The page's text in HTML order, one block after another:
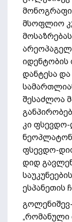
მსოფლიო
იდენტობის
დანტესა
შესაძლოა
კი
ფსევდო-
დიდ
ესპანეთის
„რომანული